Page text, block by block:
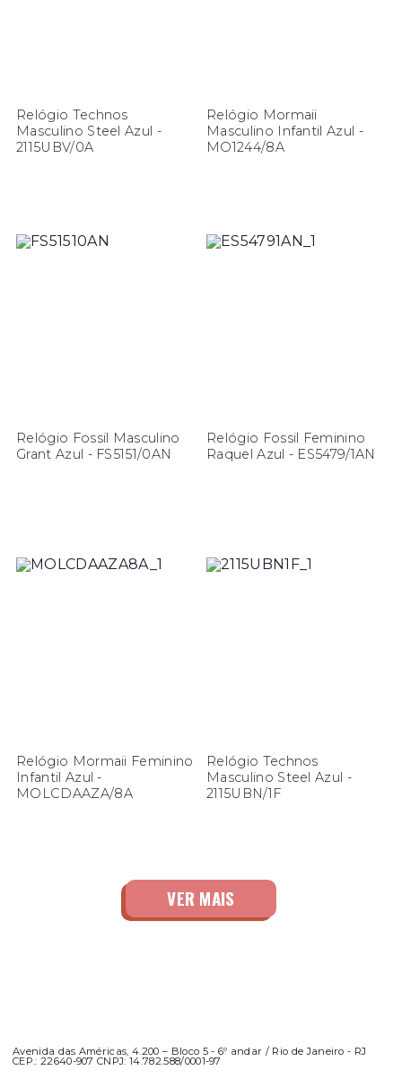
Relógio Technos
Masculino Steel Azul -
2115UBV/0A
Relógio Mormaii
Masculino Infantil Azul -
MO1244/8A
Relógio Fossil Masculino
Grant Azul - FS5151/0AN
Relógio Fossil Feminino
Raquel Azul - ES5479/1AN
Relógio Mormaii Feminino
Infantil Azul -
MOLCDAAZA/8A
Relógio Technos
Masculino Steel Azul -
2115UBN/1F
Avenida das Américas, 4.200 – Bloco 5 - 6º andar / Rio de Janeiro - RJ
CEP.: 22640-907 CNPJ: 14.782.588/0001-97